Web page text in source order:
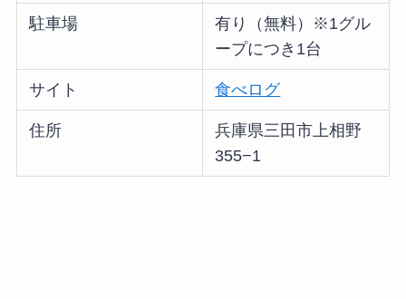
駐車場
有り（無料）※1グル
ープにつき1台
サイト 食べログ
住所
兵庫県三田市上相野
355−1